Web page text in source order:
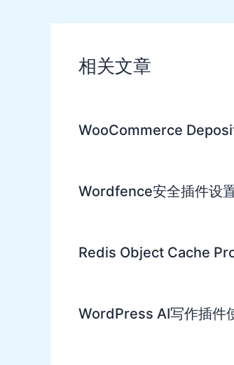
相关文章
WooCommerce
Wordfence安全插件设
Redis Object Cache
WordPress AI写作插件